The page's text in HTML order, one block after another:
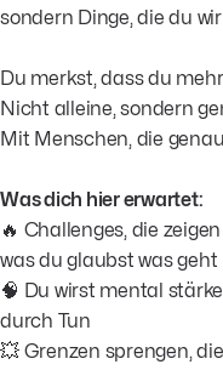
sondern Dinge, die du
Du merkst, dass du
Nicht alleine, sondern
Mit Menschen, die
Was dich hier erwartet:
🔥 Challenges, die
was du glaubst was geht
🧠 Du wirst mental
durch Tun
💥 Grenzen sprengen,